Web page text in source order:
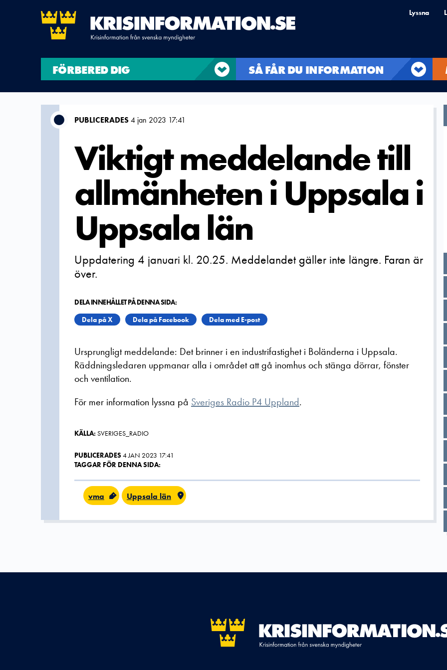
Lyssna
FÖRBERED DIG SÅ FÅR DU INFORMATION
PUBLICERADES4 jan 2023 17:41
Viktigt meddelande till
allmänheten i Uppsala i
Uppsala län
Uppdatering 4 januari kl. 20.25. Meddelandet gäller inte längre. Faran är
över.
DELA INNEHÅLLET PÅ DENNA SIDA:
Dela på X
Dela på Facebook Dela med E-post
Ursprungligt meddelande: Det brinner i en industrifastighet i Boländerna i Uppsala.
Räddningsledaren uppmanar alla i området att gå inomhus och stänga dörrar, fönster
och ventilation.
För mer information lyssna på Sveriges Radio P4 Uppland.
KÄLLA: SVERIGES_RADIO
PUBLICERADES4 JAN 2023 17:41
TAGGAR FÖR DENNA SIDA:
vma Uppsala län